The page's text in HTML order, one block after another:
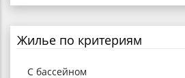
Жилье по критериям
С бассейном